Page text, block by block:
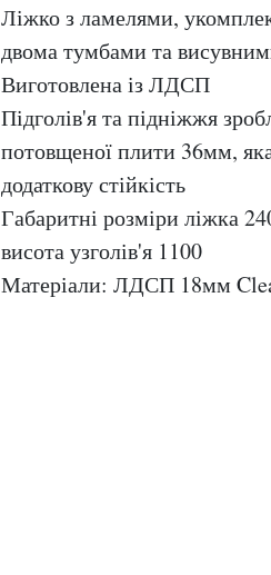
Ліжко з ламелями,
двома тумбами та
Виготовлена із ЛДСП
Підголів'я та підніжжя
потовщеної плити 36мм,
додаткову стійкість
Габаритні розміри ліжка
висота узголів'я 1100
Матеріали: ЛДСП 18мм